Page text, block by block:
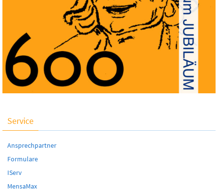
Service
Ansprechpartner
Formulare
IServ
MensaMax